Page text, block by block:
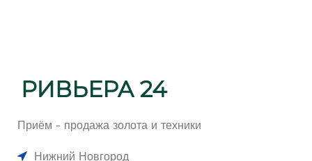
Приём - продажа золота и техники
Нижний Новгород